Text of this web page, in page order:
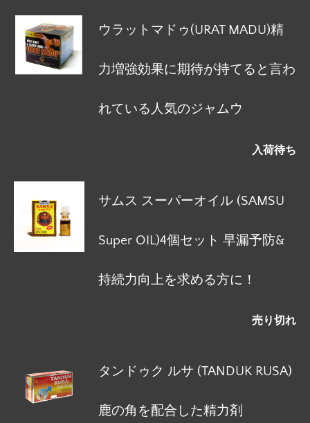
ウラットマドゥ(URAT MADU)精
力増強効果に期待が持てると言わ
れている人気のジャムウ
入荷待ち
サムス スーパーオイル (SAMSU
Super OIL)4個セット 早漏予防&
持続力向上を求める方に！
売り切れ
タンドゥク ルサ (TANDUK RUSA)
鹿の角を配合した精力剤